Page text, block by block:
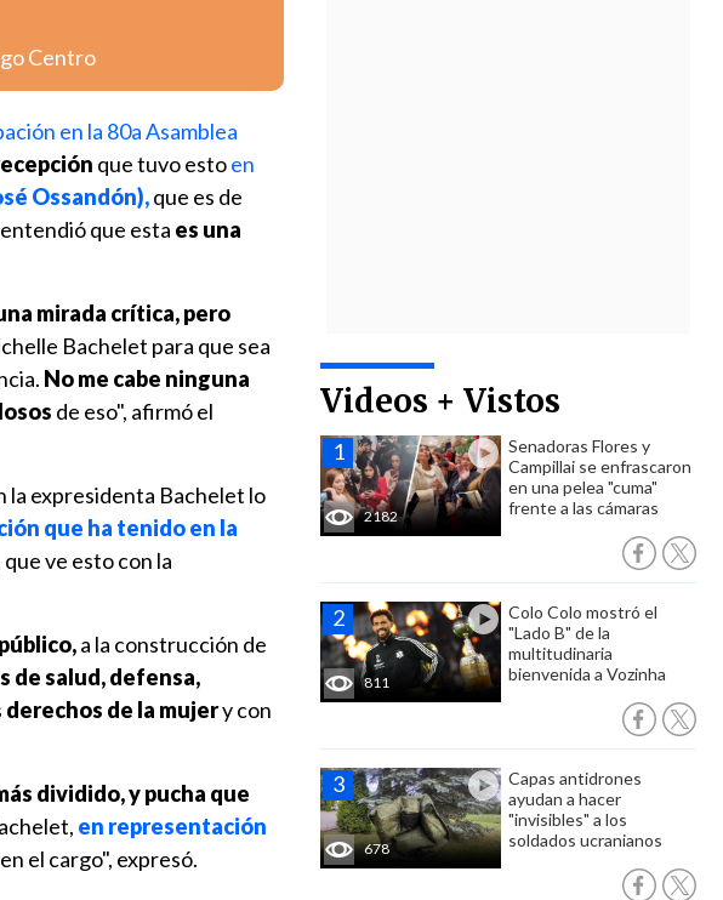
Videos + Vistos
2182
Senadoras Flores y
Campillai se enfrascaron
en una pelea "cuma"
frente a las cámaras
811
Colo Colo mostró el
"Lado B" de la
multitudinaria
bienvenida a Vozinha
678
Capas antidrones
ayudan a hacer
"invisibles" a los
soldados ucranianos
Centro
en la 80a Asamblea
que tuvo estoen
Ossandón),que es de
que esta es una
mirada crítica,pero
Bachelet para que sea
No me cabe ninguna
de eso", afirmó el
la expresidenta Bachelet lo
que ha tenido en la
ve esto con la
a la construcción de
de salud, defensa,
derechos de la mujery con
dividido, y pucha que
en representación
el cargo", expresó.